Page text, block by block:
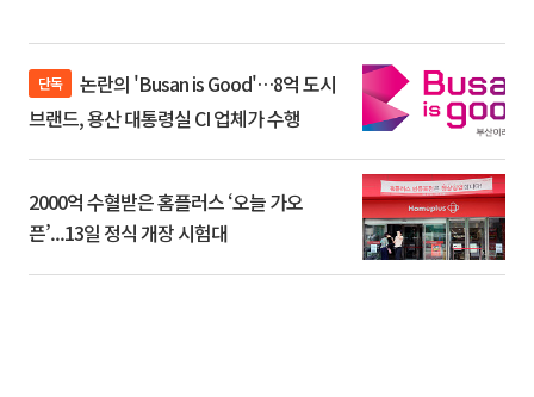
단독
브랜드, 용산 대통령실 CI 업체가 수행
2000억 수혈받은 홈플러스 ‘오늘 가오
픈’...13일 정식 개장 시험대